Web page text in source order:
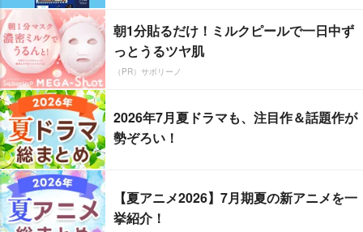
朝1分貼るだけ！ミルクピールで一日中ず
っとうるツヤ肌
（PR）サボリーノ
2026年7月夏ドラマも、注目作＆話題作が
勢ぞろい！
【夏アニメ2026】7月期夏の新アニメを一
挙紹介！